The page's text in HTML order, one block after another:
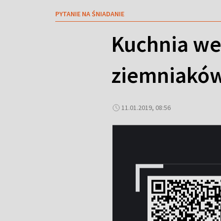
PYTANIE NA ŚNIADANIE
Kuchnia
11.01.2019, 08:56